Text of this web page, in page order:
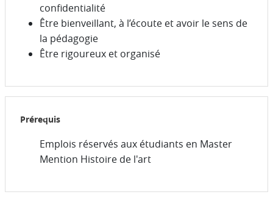
confidentialité
Être bienveillant, à l’écoute et avoir le sens de
la pédagogie
Être rigoureux et organisé
Prérequis
Emplois réservés aux étudiants en Master
Mention Histoire de l'art